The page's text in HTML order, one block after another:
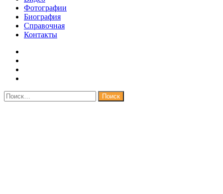
Фотографии
Биография
Справочная
Контакты
Найти: